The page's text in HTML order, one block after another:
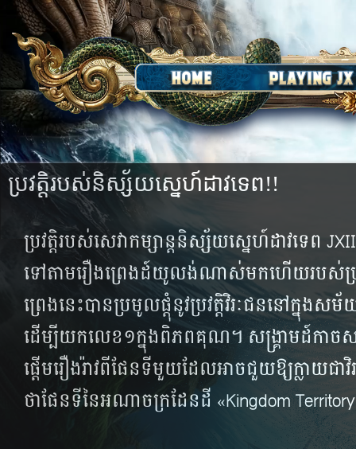
ប្រវត្តិ​របស់​និស្ស័យ​ស្នេហ៍​ដាវទេព!!
ប្រវត្តិ​របស់​សេវា​កម្សាន្ត​និស្ស័យ​ស្នេហ៍​ដាវ​ទេព​
ទៅ​តាម​រឿង​ព្រេង​ដ៍យូលង់​ណាស់​មក​ហើយ​របស់​ប្
ព្រេង​នេះ​បាន​ប្រមូល​ផ្តុំ​នូវ​ប្រវត្តិ​វិរៈ​ជន​នៅ​ក្នុ
ដើម្បី​យក​លេខ​១​​ក្នុង​ពិភព​គុណ។​ សង្គ្រាម​ដ៍​កាច​សា
ផ្ដើម​រឿង​រ៉ាវ​ពី​ផែន​ទី​មួយ​ដែល​អាច​ជួយ​ឱ្យ​ក្លាយ​ជា​
ថា​ផែន​ទី​នៃ​អណាចក្រ​ដែនដី​ «Kingdom